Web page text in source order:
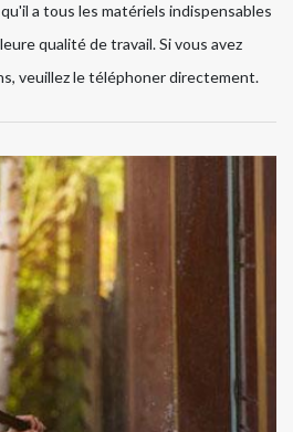
a tous les matériels indispensables
qualité de travail. Si vous avez
veuillez le téléphoner directement.